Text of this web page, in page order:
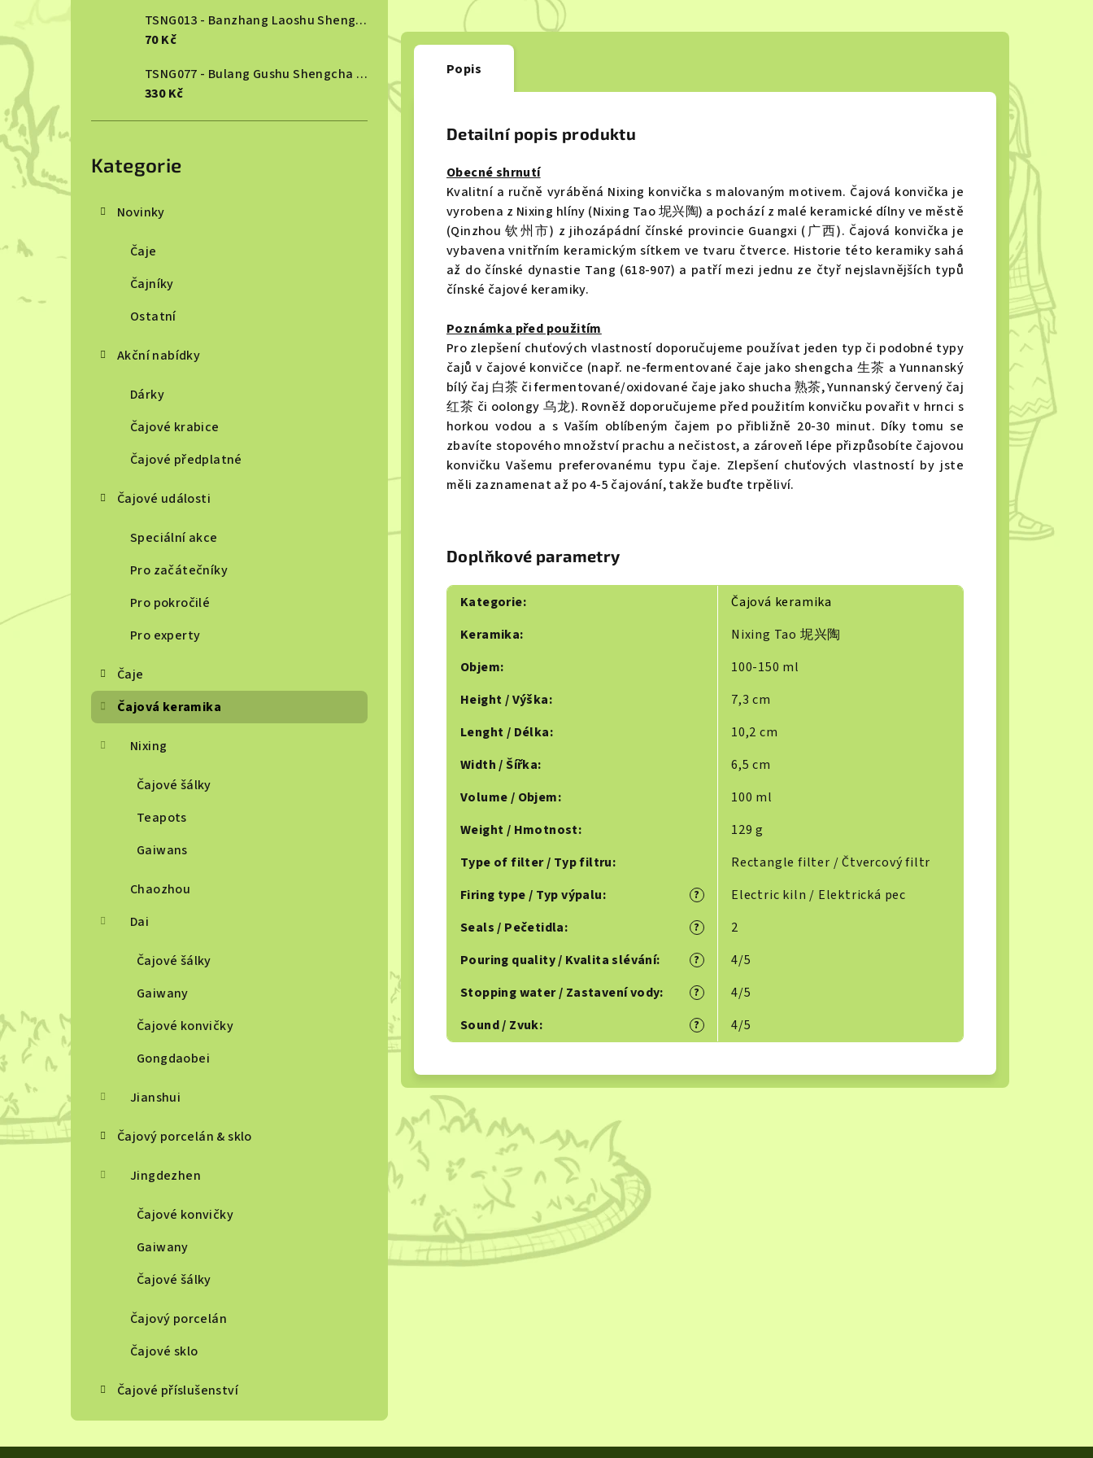
TSNG013 - Banzhang Laoshu Shengcha 2023
70 Kč
TSNG077 - Bulang Gushu Shengcha 2023
330 Kč
Kategorie
Novinky
Čaje
Čajníky
Ostatní
Akční nabídky
Dárky
Čajové krabice
Čajové předplatné
Čajové události
Speciální akce
Pro začátečníky
Pro pokročilé
Pro experty
Čaje
Čajová keramika
Nixing
Čajové šálky
Teapots
Gaiwans
Chaozhou
Dai
Čajové šálky
Gaiwany
Čajové konvičky
Gongdaobei
Jianshui
Čajový porcelán & sklo
Jingdezhen
Čajové konvičky
Gaiwany
Čajové šálky
Čajový porcelán
Čajové sklo
Čajové příslušenství
Popis
Detailní popis produktu
Obecné shrnutí
Kvalitní a ručně vyráběná Nixing konvička s malovaným motivem. Čajová konvička je
vyrobena z Nixing hlíny (Nixing Tao 坭兴陶) a pochází z malé keramické dílny ve městě
(Qinzhou钦州市) z jihozápádní čínské provincie Guangxi (广西). Čajová konvička je
vybavena vnitřním keramickým sítkem ve tvaru čtverce. Historie této keramiky sahá
až do čínské dynastie Tang (618-907) a patří mezi jednu ze čtyř nejslavnějších typů
čínské čajové keramiky.
Poznámka před použitím
Pro zlepšení chuťových vlastností doporučujeme používat jeden typ či podobné typy
čajů v čajové konvičce (např. ne-fermentované čaje jako shengcha 生茶 a Yunnanský
bílý čaj 白茶 či fermentované/oxidované čaje jako shucha 熟茶, Yunnanský červený čaj
红茶 či oolongy 乌龙). Rovněž doporučujeme před použitím konvičku povařit v hrnci s
horkou vodou a s Vaším oblíbeným čajem po přibližně 20-30 minut. Díky tomu se
zbavíte stopového množství prachu a nečistost, a zároveň lépe přizpůsobíte čajovou
konvičku Vašemu preferovanému typu čaje. Zlepšení chuťových vlastností by jste
měli zaznamenat až po 4-5 čajování, takže buďte trpěliví.
Doplňkové parametry
Kategorie:
Čajová keramika
Keramika:
Nixing Tao 坭兴陶
Objem:
100-150 ml
Height / Výška:
7,3 cm
Lenght / Délka:
10,2 cm
Width / Šířka:
6,5 cm
Volume / Objem:
100 ml
Weight / Hmotnost:
129 g
Type of filter / Typ filtru: Rectangle filter / Čtvercový filtr
?
Firing type / Typ výpalu: Electric kiln / Elektrická pec
?
Seals / Pečetidla: 2
?
Pouring quality / Kvalita slévání: 4/5
?
Stopping water / Zastavení vody: 4/5
?
Sound / Zvuk: 4/5